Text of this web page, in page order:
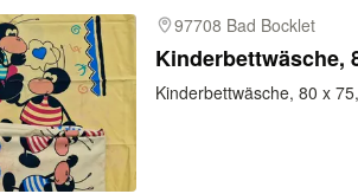
97708 Bad Bocklet
Kinderbettwäsche,
Kinderbettwäsche, 80 x